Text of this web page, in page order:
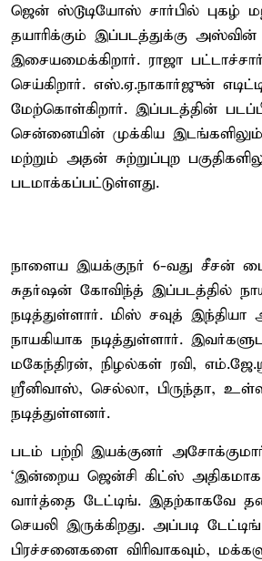
ஜென் ஸ்டூடியோஸ் சார்பில் புகழ்
தயாரிக்கும் இப்படத்துக்கு
இசையமைக்கிறார். ராஜா
செய்கிறார். எஸ்.ஏ.நாகார்ஜுன்
மேற்கொள்கிறார். இப்படத்தின்
சென்னையின் முக்கிய
மற்றும் அதன் சுற்றுப்புற
படமாக்கப்பட்டுள்ளது.
நாளைய இயக்குநர் 6-வது சீசன்
சுதர்ஷன் கோவிந்த் இப்படத்தில்
நடித்துள்ளார். மிஸ் சவுத் இந்தியா
நாயகியாக நடித்துள்ளார்.
மகேந்திரன், நிழல்கள் ரவி,
ஸ்ரீனிவாஸ், செல்லா, பிருந்தா,
நடித்துள்ளனர்.
படம் பற்றி இயக்குனர்
‘இன்றைய ஜென்சி கிட்ஸ்
வார்த்தை டேட்டிங். இதற்காகவே
செயலி இருக்கிறது. அப்படி
பிரச்சனைகளை விரிவாகவும்,